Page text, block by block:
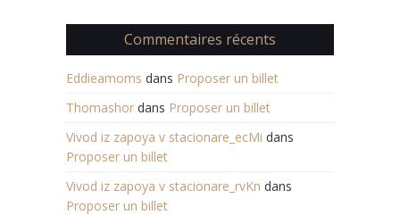
Commentaires récents
Eddieamoms dans Proposer un billet
Thomashor dans Proposer un billet
Vivod iz zapoya v stacionare_ecMi dans
Proposer un billet
Vivod iz zapoya v stacionare_rvKn dans
Proposer un billet